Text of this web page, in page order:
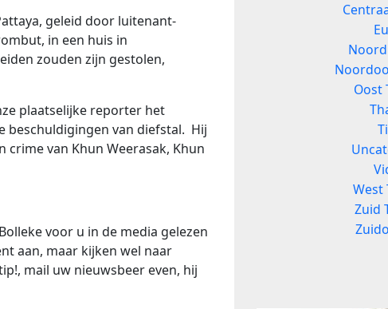
geleid door luitenant-
in een huis in
zouden zijn gestolen,
plaatselijke reporter het
beschuldigingen van diefstal. Hij
van Khun Weerasak, Khun
voor u in de media gelezen
aan, maar kijken wel naar
mail uw nieuwsbeer even, hij
Oost
West
Zuid